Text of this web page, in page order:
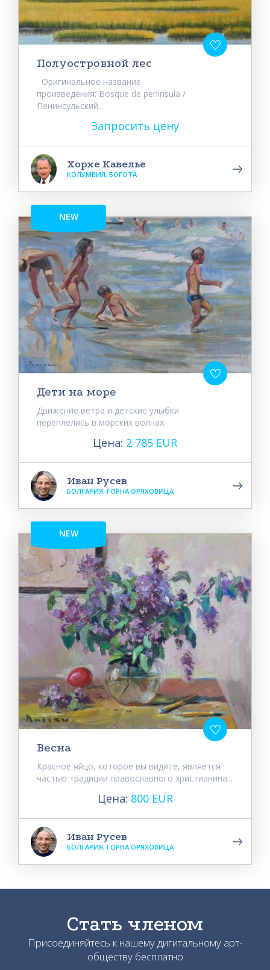
Полуостровной лес
Оригинальное название
произведения: Bosque de peninsula /
Пенинсульский...
Запросить цену
Хорхе Кавелье
КОЛУМБИЯ, БОГОТА
NEW
Дети на море
Движение ветра и детские улыбки
переплелись в морских волнах.
Цена: 2 785 EUR
Иван Русев
БОЛГАРИЯ, ГОРНА ОРЯХОВИЦА
NEW
Весна
Красное яйцо, которое вы видите, является
частью традиции православного христианина...
Цена: 800 EUR
Иван Русев
БОЛГАРИЯ, ГОРНА ОРЯХОВИЦА
Стать членом
Присоединяйтесь к нашему дигитальному арт-
обществу бесплатно